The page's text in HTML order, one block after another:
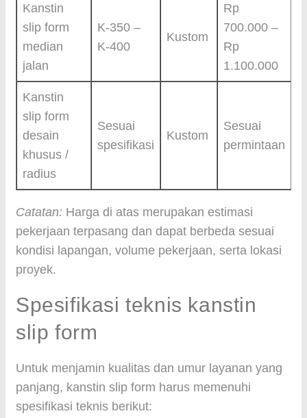
Kanstin
slip form
median
jalan
K-350 –
K-400
Kustom
Rp
700.000 –
Rp
1.100.000
Kanstin
slip form
desain
khusus /
radius
Sesuai
spesifikasi
Kustom
Sesuai
permintaan
Catatan: Harga di atas merupakan estimasi
pekerjaan terpasang dan dapat berbeda sesuai
kondisi lapangan, volume pekerjaan, serta lokasi
proyek.
Spesifikasi teknis kanstin
slip form
Untuk menjamin kualitas dan umur layanan yang
panjang, kanstin slip form harus memenuhi
spesifikasi teknis berikut: